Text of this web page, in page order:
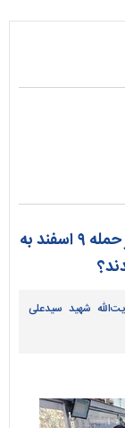
کدام اعضای خانواده رهبر شهید انقلاب در حمله ۹ اسفند به
آیت‌الله شهید سیدعلی